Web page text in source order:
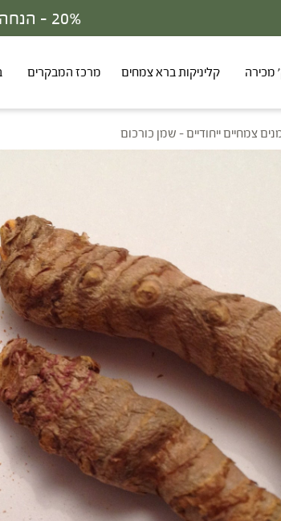
30% - הנחה על סדרת הפטריות ברכישת 3 מוצרים
מכירה קליניקות ברא צמחים מרכז המבקרים
צמחיים ייחודיים – שמן כורכום